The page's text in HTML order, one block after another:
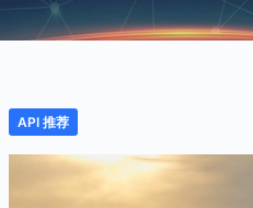
API 推荐